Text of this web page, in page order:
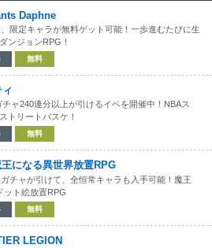
Daphne
、限定キャラが無料ゲット可能！一歩進むたびに生
ンジョンRPG！
無料
チャ240連分以上が引けるイベを開催中！NBAス
トリートバスケ！
無料
王になる異世界放置RPG
チャが引けて、全恒常キャラも入手可能！魔王
ット絵放置RPG
無料
LEGION